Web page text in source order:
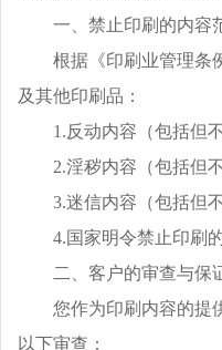
一、禁止印刷的内容
根据《印刷业管理条
及其他印刷品：
1.反动内容（包括但
2.淫秽内容（包括但
3.迷信内容（包括但
4.国家明令禁止印刷
二、客户的审查与保
您作为印刷内容的提
以下审查：